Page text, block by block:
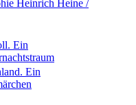
Heinrich Heine /
Ein
Ein